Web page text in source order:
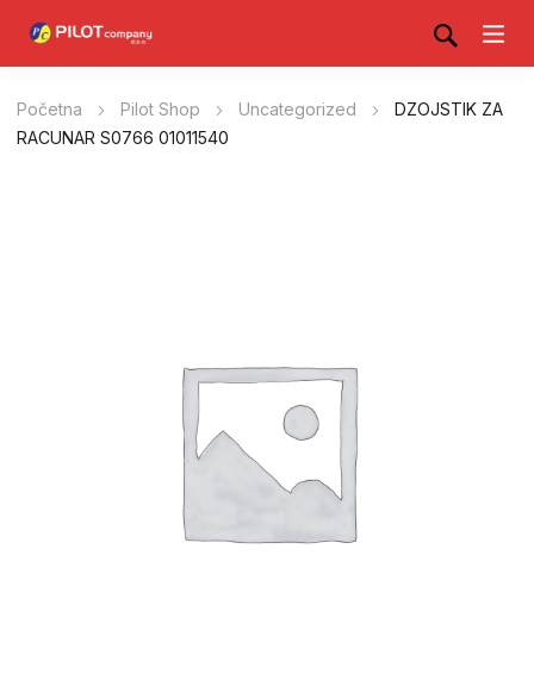
Početna Pilot Shop Uncategorized
DZOJSTIK ZA
RACUNAR S0766 01011540